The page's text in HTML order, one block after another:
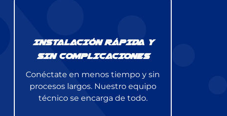
INSTALACIÓN RÁPIDA Y
SIN COMPLICACIONES
Conéctate en menos tiempo y sin
procesos largos. Nuestro equipo
técnico se encarga de todo.